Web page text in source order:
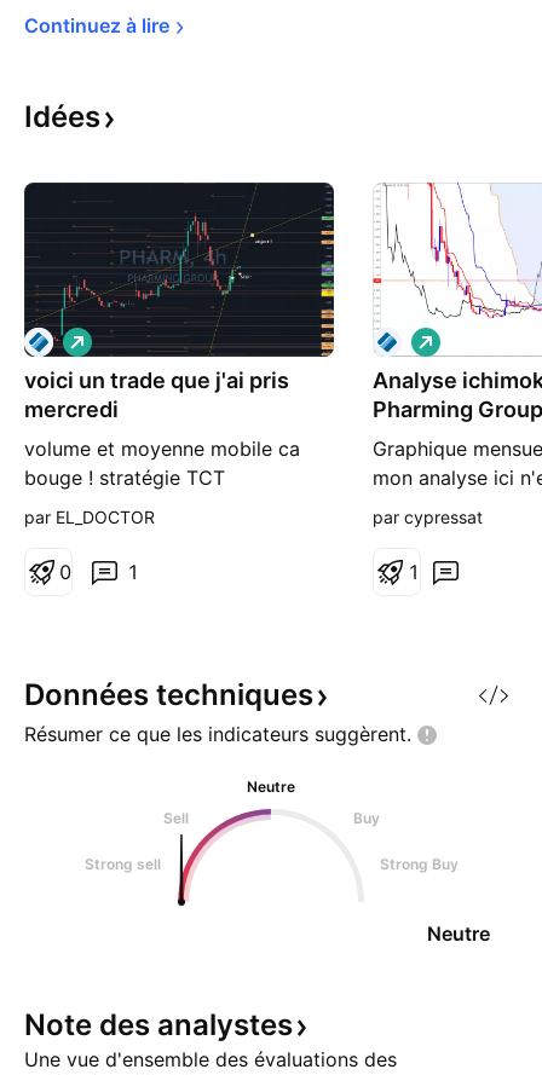
Continuez à lire
Idées
voici un trade que j'ai pris
mercredi
volume et moyenne mobile ca
bouge ! stratégie TCT
L
o
n
par EL_DOCTOR
1
0
Analyse
Pharming
Graphique
mon analyse ici
technique et
fondamentale de
graphique
voir ? 1) Un
L
o
n
par cypressat
1
Données techniques
Résumer ce que les indicateurs suggèrent.
Neutre
Sell
Buy
Strong sell Strong Buy
Neutre
Note des analystes
Une vue d'ensemble des évaluations des